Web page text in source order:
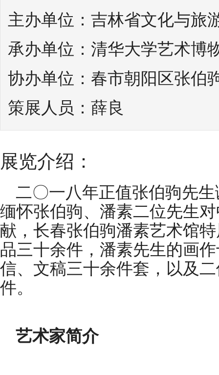
主办单位：吉林省文化与旅
承办单位：清华大学艺术博
协办单位：春市朝阳区张伯
策展人员：薛良
展览介绍：
二〇一八年正值张伯驹先
缅怀张伯驹、潘素二位先生
献，长春张伯驹潘素艺术馆
品三十余件，潘素先生的画
信、文稿三十余件套，以及
件。
艺术家简介